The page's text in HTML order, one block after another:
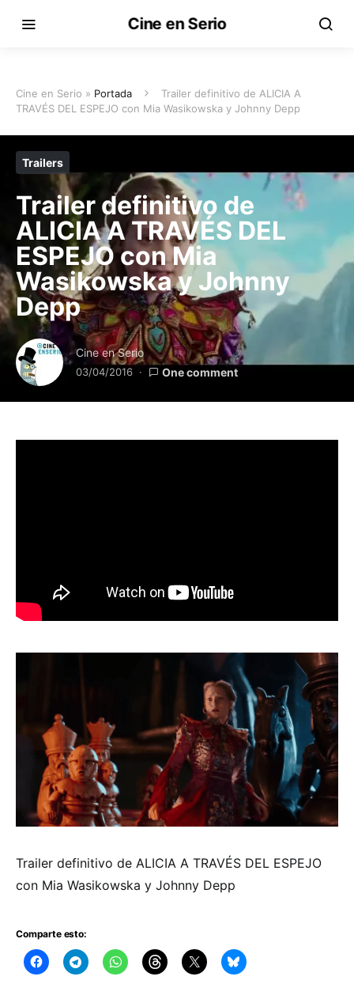
Cine en Serio
Cine en Serio » Portada
Trailer definitivo de ALICIA A
TRAVÉS DEL ESPEJO con Mia Wasikowska y Johnny Depp
Trailers
Trailer definitivo de
ALICIA A TRAVÉS DEL
ESPEJO con Mia
Wasikowska y Johnny
Depp
Cine en Serio
03/04/2016 One comment
Trailer definitivo de ALICIA A TRAVÉS DEL ESPEJO
con Mia Wasikowska y Johnny Depp
Comparte esto: